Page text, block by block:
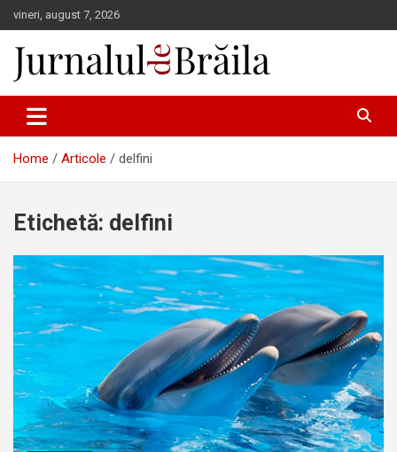
Skip
to
content
vineri, august 7, 2026
Jurnalul de Brăila
Home Articole delfini
Etichetă: delfini